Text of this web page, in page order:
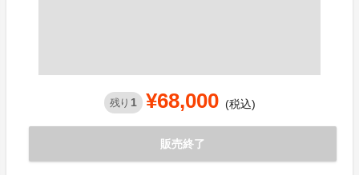
残り 1 ¥68,000 (税込)
販売終了